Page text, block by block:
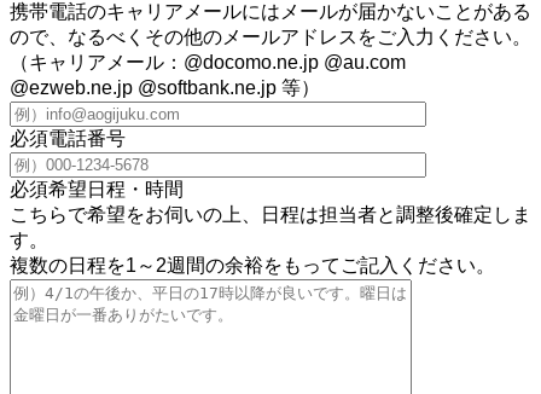
携帯電話のキャリアメールにはメールが届かないことがある
ので、なるべくその他のメールアドレスをご入力ください。
（キャリアメール：@docomo.ne.jp @au.com
@ezweb.ne.jp @softbank.ne.jp 等）
必須電話番号
必須希望日程・時間
こちらで希望をお伺いの上、日程は担当者と調整後確定しま
す。
複数の日程を1～2週間の余裕をもってご記入ください。